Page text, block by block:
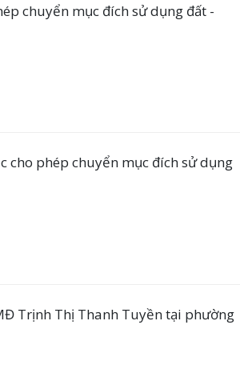
chuyển mục đích sử dụng đất -
cho phép chuyển mục đích sử dụng